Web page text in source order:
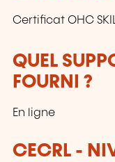
Certificat OHC
QUEL
FOURNI ?
En ligne
CECRL -